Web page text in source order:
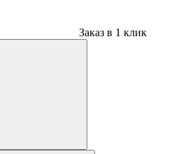
Заказ в 1 клик